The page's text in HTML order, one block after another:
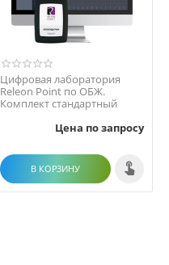
Цифровая лаборатория
Releon Point по ОБЖ.
Комплект стандартный
Цена по запросу
В КОРЗИНУ